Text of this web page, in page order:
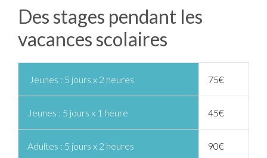
Des stages pendant les
vacances scolaires
Jeunes : 5 jours x 2 heures 75€
Jeunes : 5 jours x 1 heure 45€
Adultes : 5 jours x 2 heures 90€